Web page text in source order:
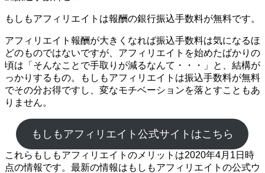
もしもアフィリエイトは報酬の銀行振込手数料が無料です。
アフィリエイト報酬が大きくなれば振込手数料は気になるほ
どのものではないですが、アフィリエイトを始めたばかりの
頃は「そんなことで手取りが減るなんて・・・」と、結構が
っかりするもの。もしもアフィリエイトは振込手数料が無料
でその分お得ですし、変なモチベーションを落とすこともあ
りません。
もしもアフィリエイト公式サイトはこちら
これらもしもアフィリエイトのメリットは2020年4月1日時
点の情報です。最新の情報はもしもアフィリエイトの公式ウ